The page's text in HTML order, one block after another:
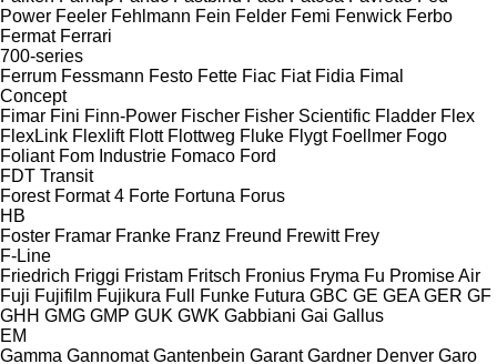
Power Feeler Fehlmann Fein Felder Femi Fenwick Ferbo
Fermat Ferrari
700-series
Ferrum Fessmann Festo Fette Fiac Fiat Fidia Fimal
Concept
Fimar Fini Finn-Power Fischer Fisher Scientific Fladder Flex
FlexLink Flexlift Flott Flottweg Fluke Flygt Foellmer Fogo
Foliant Fom Industrie Fomaco Ford
FDT Transit
Forest Format 4 Forte Fortuna Forus
HB
Foster Framar Franke Franz Freund Frewitt Frey
F-Line
Friedrich Friggi Fristam Fritsch Fronius Fryma Fu Promise Air
Fuji Fujifilm Fujikura Full Funke Futura GBC GE GEA GER GF
GHH GMG GMP GUK GWK Gabbiani Gai Gallus
EM
Gamma Gannomat Gantenbein Garant Gardner Denver Garo